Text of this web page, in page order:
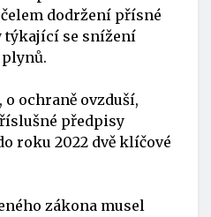
dodržení přísné
týkající se snížení
o ochraně ovzduší,
předpisy
roku 2022 dvě klíčové
zákona musel